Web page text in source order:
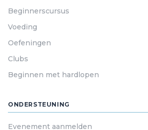
Beginnerscursus
Voeding
Oefeningen
Clubs
Beginnen met hardlopen
ONDERSTEUNING
Evenement aanmelden